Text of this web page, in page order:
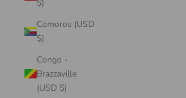
$)
Comoros (USD
$)
Congo -
Brazzaville
(USD $)